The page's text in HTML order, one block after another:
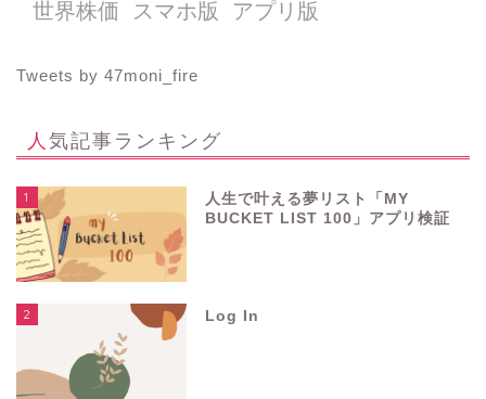
Tweets by 47moni_fire
人気記事ランキング
1
人生で叶える夢リスト「MY
BUCKET LIST 100」アプリ検証
2 Log In